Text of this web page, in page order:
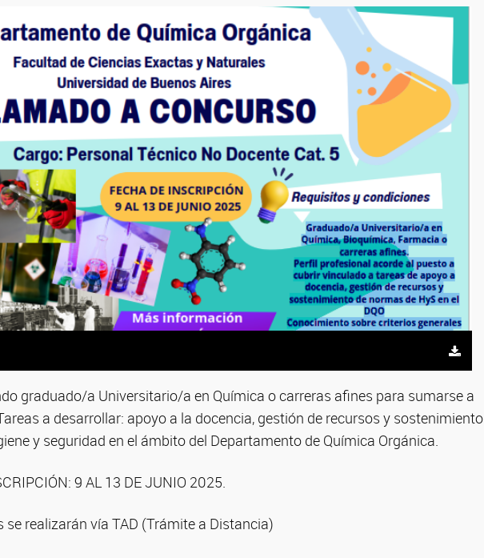
graduado/a Universitario/a en Química o carreras afines para sumarse a
a desarrollar: apoyo a la docencia, gestión de recursos y sostenimiento
y seguridad en el ámbito del Departamento de Química Orgánica.
9 AL 13 DE JUNIO 2025.
se realizarán vía TAD (Trámite a Distancia)